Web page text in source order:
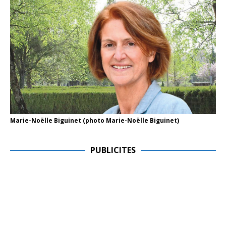
Marie-Noëlle Biguinet (photo Marie-Noëlle Biguinet)
PUBLICITES